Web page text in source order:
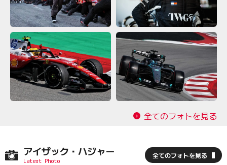
全てのフォトを見る
アイザック・ハジャー 全てのフォトを見る